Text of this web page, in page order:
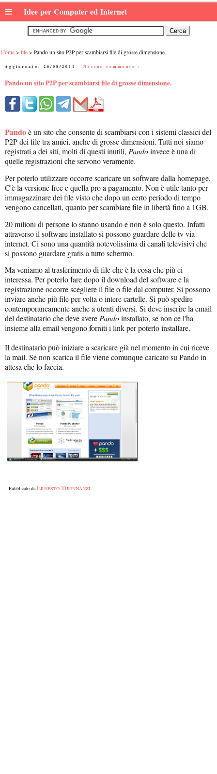
≡ Idee per Computer ed Internet
Home file Pando un sito P2P per scambiarsi file di grosse dimensione.
Aggiornato: 26/08/2011 Nessun commento :
Pando un sito P2P per scambiarsi file di grosse dimensione.
Pandoè un sito che consente di scambiarsi con i sistemi classici del
P2P dei file tra amici, anche di grosse dimensioni. Tutti noi siamo
registrati a dei siti, molti di questi inutili, Pandoinvece è una di
quelle registrazioni che servono veramente.
Per poterlo utilizzare occorre scaricare un software dalla homepage.
C'è la versione free e quella pro a pagamento. Non è utile tanto per
immagazzinare dei file visto che dopo un certo periodo di tempo
vengono cancellati, quanto per scambiare file in libertà fino a 1GB.
20 milioni di persone lo stanno usando e non è solo questo. Infatti
attraverso il software installato si possono guardare delle tv via
internet. Ci sono una quantità notevolissima di canali televisivi che
si possono guardare gratis a tutto schermo.
Ma veniamo al trasferimento di file che è la cosa che più ci
interessa. Per poterlo fare dopo il download del software e la
registrazione occorre scegliere il file o file dal computer. Si possono
inviare anche più file per volta o intere cartelle. Si può spedire
contemporaneamente anche a utenti diversi. Si deve inserire la email
del destinatario che deve avere Pandoinstallato, se non ce l'ha
insieme alla email vengono forniti i link per poterlo installare.
Il destinatario può iniziare a scaricare già nel momento in cui riceve
la mail. Se non scarica il file viene comunque caricato su Pando in
attesa che lo faccia.
Pubblicato da Ernesto Tirinnanzi